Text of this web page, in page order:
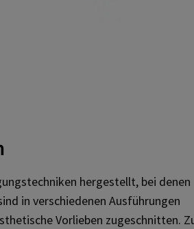
hergestellt, bei denen
in verschiedenen Ausführungen
Vorlieben zugeschnitten.